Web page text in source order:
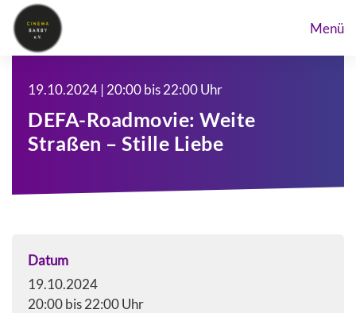
Menü
19.10.2024 | 20:00 bis 22:00 Uhr
DEFA-Roadmovie: Weite
Straßen – Stille Liebe
Datum
19.10.2024
20:00 bis 22:00 Uhr